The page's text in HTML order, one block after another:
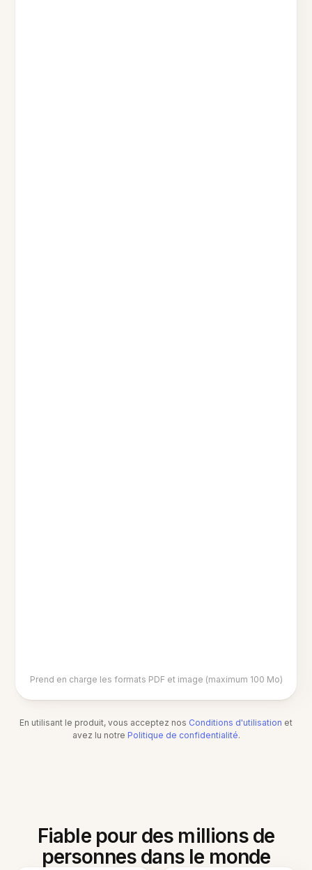
Prend en charge les formats PDF et image (maximum 100 Mo)
En utilisant le produit, vous acceptez nos Conditions d'utilisation et
avez lu notre Politique de confidentialité.
Fiable pour des millions de
personnes dans le monde